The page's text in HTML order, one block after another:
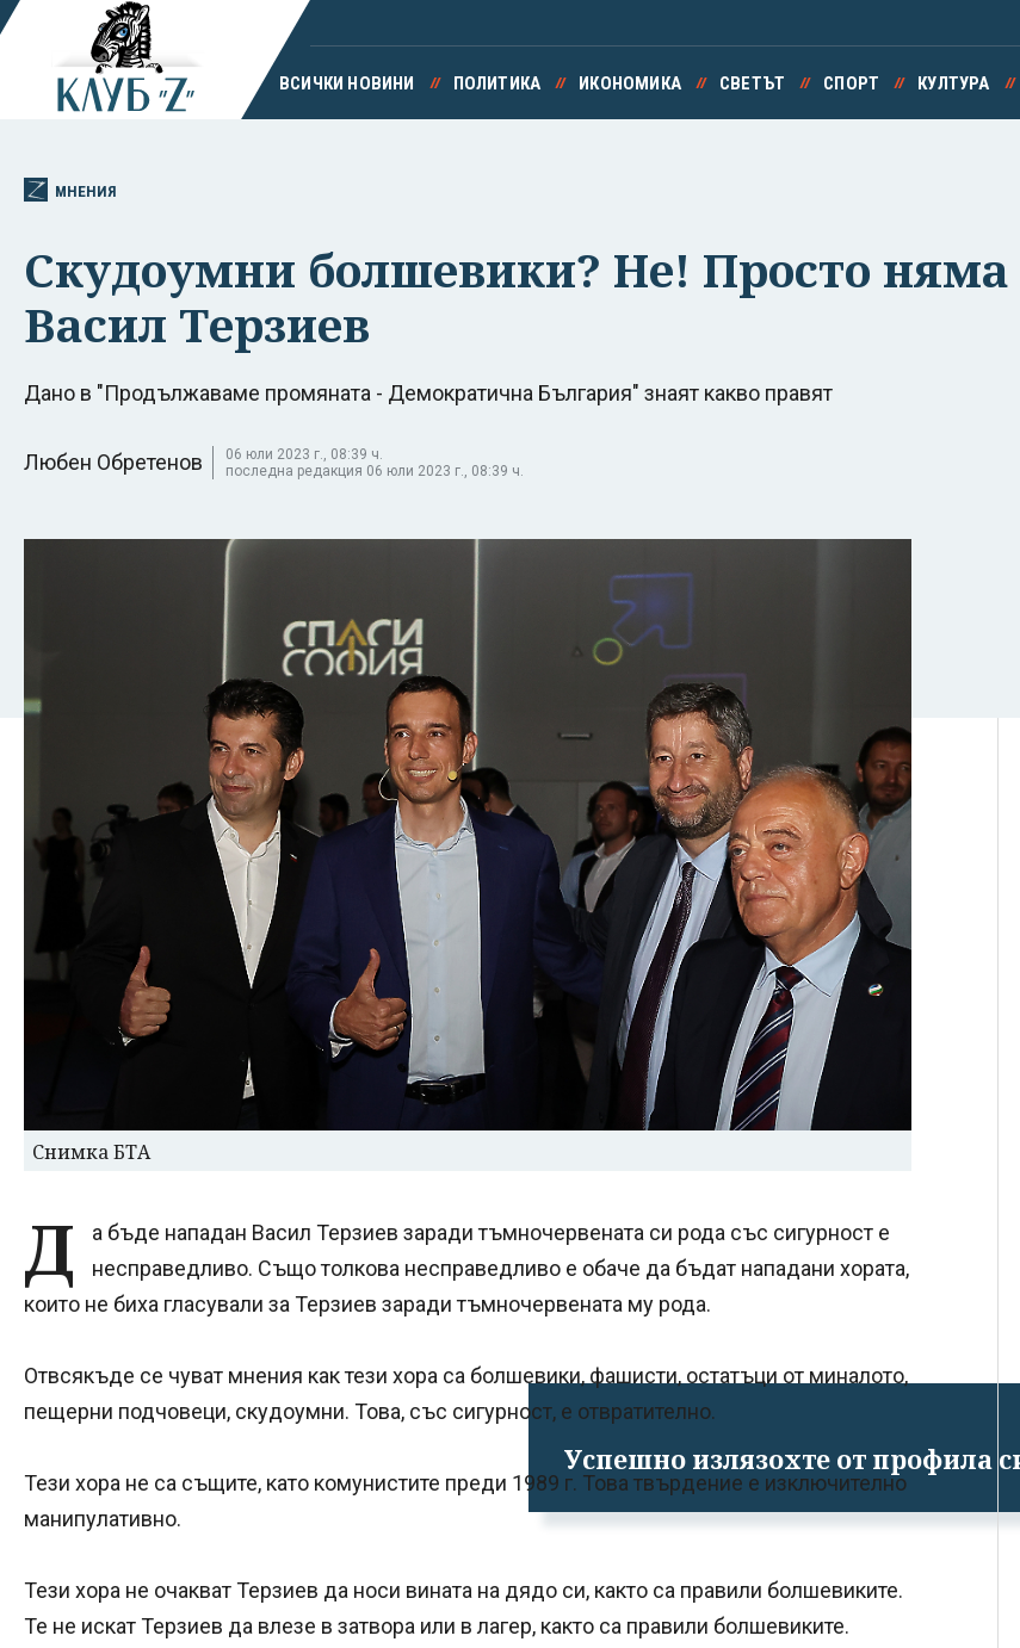
Успешно излязохте от профила
ВСИЧКИ НОВИНИ ПОЛИТИКА ИКОНОМИКА СВЕТЪТ СПОРТ КУЛТУРА
МНЕНИЯ
Скудоумни болшевики? Не! Просто няма
Васил Терзиев
Дано в "Продължаваме промяната - Демократична България" знаят какво правят
Любен Обретенов
06 юли 2023 г., 08:39 ч.
последна редакция 06 юли 2023 г., 08:39 ч.
Снимка БТА
Д
а бъде нападан Васил Терзиев заради тъмночервената си рода със сигурност е
несправедливо. Също толкова несправедливо е обаче да бъдат нападани хората,
които не биха гласували за Терзиев заради тъмночервената му рода.
Отвсякъде се чуват мнения как тези хора са болшевики, фашисти, остатъци от миналото,
пещерни подчовеци, скудоумни. Това, със сигурност, е отвратително.
Тези хора не са същите, като комунистите преди 1989 г. Това твърдение е изключително
манипулативно.
Тези хора не очакват Терзиев да носи вината на дядо си, както са правили болшевиките.
Те не искат Терзиев да влезе в затвора или в лагер, както са правили болшевиките.